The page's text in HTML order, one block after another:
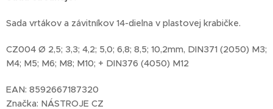
Sada vrtákov a závitníkov 14-dielna v plastovej krabičke.
CZ004 Ø 2,5; 3,3; 4,2; 5,0; 6,8; 8,5; 10,2mm, DIN371 (2050) M3;
M4; M5; M6; M8; M10; + DIN376 (4050) M12
EAN: 8592667187320
Značka: NÁSTROJE CZ